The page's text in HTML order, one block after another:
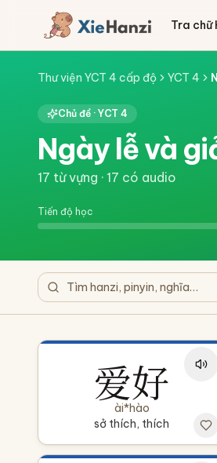
Tra chữ
Thư viện YCT 4 cấp độ YCT 4
Chủ đề · YCT 4
Ngày lễ và
17 từ vựng · 17 có audio
Tiến độ học
爱好
ài*hào
sở thích, thích